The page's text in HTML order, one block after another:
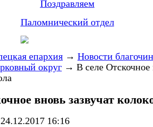
Поздравляем
Паломнический отдел
епархия → Новости
округ → В селе Отскочное
вновь зазвучат
16:16